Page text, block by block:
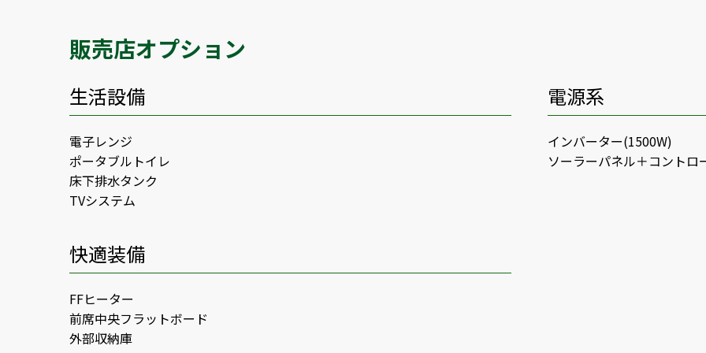
販売店オプション
生活設備
電子レンジ
ポータブルトイレ
床下排水タンク
TVシステム
電源系
インバーター(1500W)
ソーラーパネル＋コントロ
快適装備
FFヒーター
前席中央フラットボード
外部収納庫